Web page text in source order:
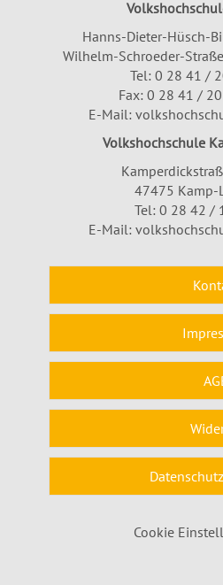
Hanns-Dieter-Hüsch-
Wilhelm-Schroeder-
Tel: 0 28 41 /
Fax: 0 28 41 /
E-Mail:
Volkshochschule
47475 Kamp-
Tel: 0 28 42 /
E-Mail:
Cookie